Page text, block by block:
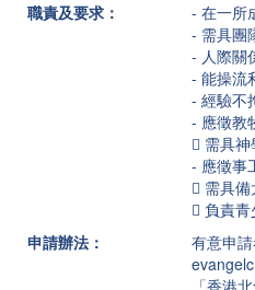
職責及要求：
- 在一所
- 需具團
- 人際關
- 能操流
- 經驗不
- 應徵教
 需具
- 應徵事
 需具
 負責
申請辦法：
有意申
「香港